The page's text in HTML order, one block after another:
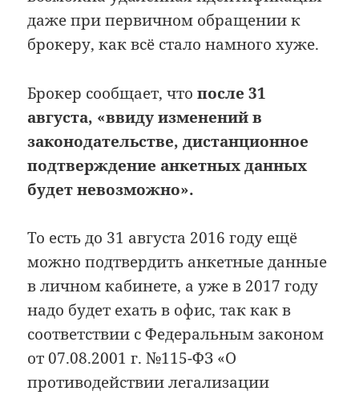
даже при первичном обращении к
брокеру, как всё стало намного хуже.
Брокер сообщает, чтопосле 31
августа, «ввиду изменений в
законодательстве, дистанционное
подтверждение анкетных данных
будет невозможно».
То есть до 31 августа 2016 году ещё
можно подтвердить анкетные данные
в личном кабинете, а уже в 2017 году
надо будет ехать в офис, так как в
соответствии с Федеральным законом
от 07.08.2001 г. №115-ФЗ «О
противодействии легализации